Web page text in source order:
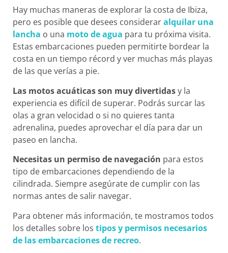
Hay muchas maneras de explorar la costa de Ibiza,
pero es posible que desees consideraralquilar una
lancha o una moto de agua para tu próxima visita.
Estas embarcaciones pueden permitirte bordear la
costa en un tiempo récord y ver muchas más playas
de las que verías a pie.
Las motos acuáticas son muy divertidasy la
experiencia es difícil de superar. Podrás surcar las
olas a gran velocidad o si no quieres tanta
adrenalina, puedes aprovechar el día para dar un
paseo en lancha.
Necesitas un permiso de navegación para estos
tipo de embarcaciones dependiendo de la
cilindrada. Siempre asegúrate de cumplir con las
normas antes de salir navegar.
Para obtener más información, te mostramos todos
los detalles sobre los tipos y permisos necesarios
de las embarcaciones de recreo.